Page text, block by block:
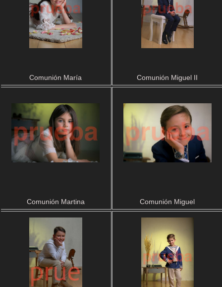
Comunión María Comunión Miguel II
Comunión Martina Comunión Miguel